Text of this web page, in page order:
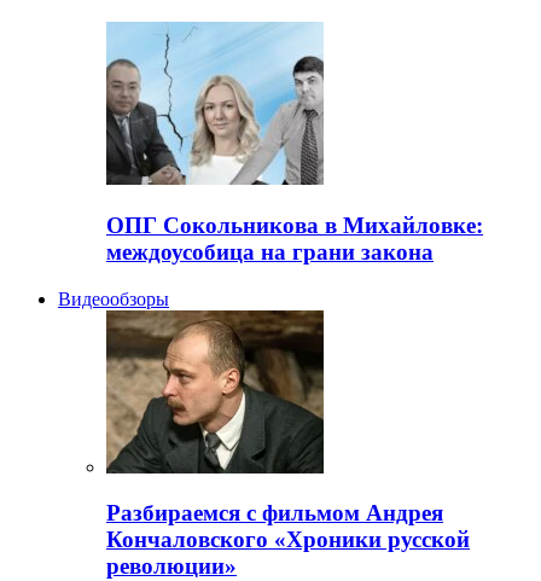
ОПГ Сокольникова в Михайловке:
междоусобица на грани закона
Видеообзоры
Разбираемся с фильмом Андрея
Кончаловского «Хроники русской
революции»